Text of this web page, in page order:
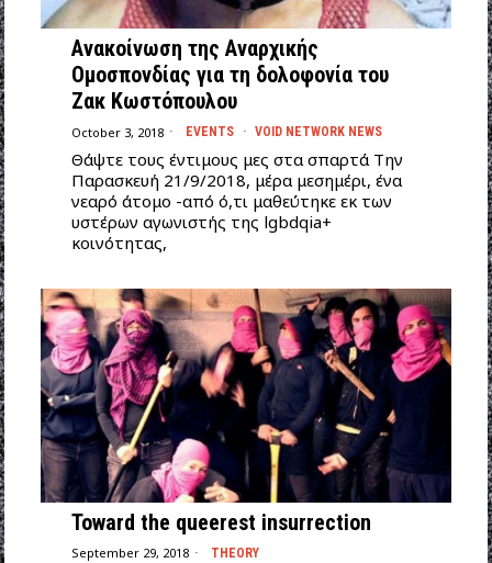
Ανακοίνωση της Αναρχικής
Ομοσπονδίας για τη δολοφονία του
Ζακ Κωστόπουλου
October 3, 2018 EVENTS · VOID NETWORK NEWS
Θάψτε τους έντιμους μες στα σπαρτά Την
Παρασκευή 21/9/2018, μέρα μεσημέρι, ένα
νεαρό άτομο -από ό,τι μαθεύτηκε εκ των
υστέρων αγωνιστής της lgbdqia+
κοινότητας,
Toward the queerest insurrection
September 29, 2018 THEORY